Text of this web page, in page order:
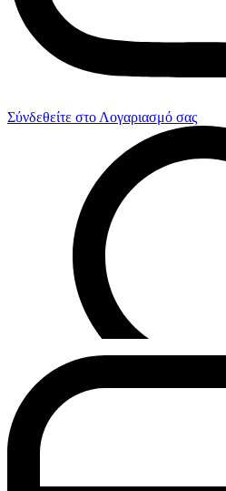
Σύνδεθείτε στο Λογαριασμό σας